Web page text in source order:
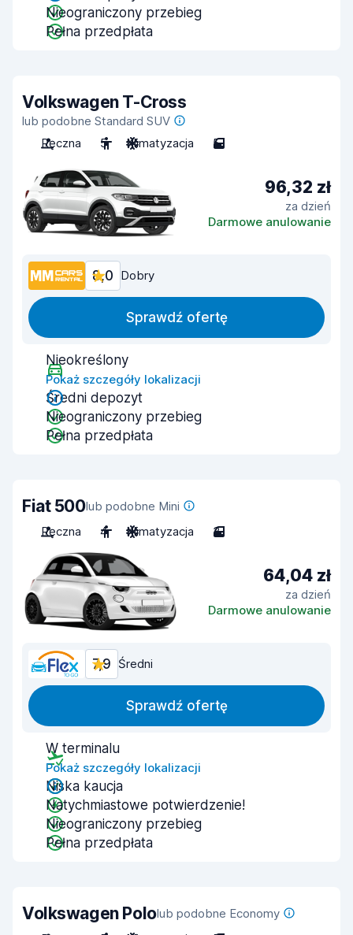
Nieograniczony przebieg
Pełna przedpłata
Volkswagen T-Cross
lub podobne Standard SUV
Ręczna
5 Klimatyzacja 5
96,32 zł
za dzień
Darmowe anulowanie
8,0 Dobry
Sprawdź ofertę
Nieokreślony
Pokaż szczegóły lokalizacji
Średni depozyt
Nieograniczony przebieg
Pełna przedpłata
Fiat 500lub podobne Mini
Ręczna
4 Klimatyzacja 3
64,04 zł
za dzień
Darmowe anulowanie
7,9 Średni
Sprawdź ofertę
W terminalu
Pokaż szczegóły lokalizacji
Niska kaucja
Natychmiastowe potwierdzenie!
Nieograniczony przebieg
Pełna przedpłata
Volkswagen Pololub podobne Economy